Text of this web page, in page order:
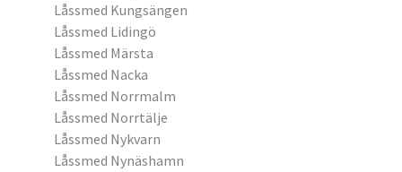
Låssmed Kungsängen
Låssmed Lidingö
Låssmed Märsta
Låssmed Nacka
Låssmed Norrmalm
Låssmed Norrtälje
Låssmed Nykvarn
Låssmed Nynäshamn